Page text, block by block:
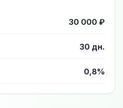
30 000 ₽
30 дн.
0,8%